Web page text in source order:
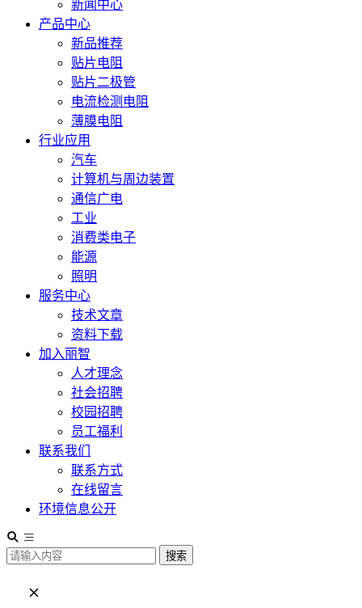
新闻中心
产品中心
新品推荐
贴片电阻
贴片二极管
电流检测电阻
薄膜电阻
行业应用
汽车
计算机与周边装置
通信广电
工业
消费类电子
能源
照明
服务中心
技术文章
资料下载
加入丽智
人才理念
社会招聘
校园招聘
员工福利
联系我们
联系方式
在线留言
环境信息公开
搜索